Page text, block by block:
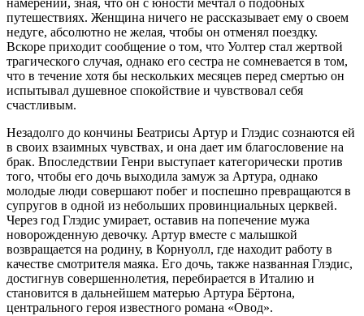
намерении, зная, что он с юности мечтал о подобных
путешествиях. Женщина ничего не рассказывает ему о своем
недуге, абсолютно не желая, чтобы он отменял поездку.
Вскоре приходит сообщение о том, что Уолтер стал жертвой
трагического случая, однако его сестра не сомневается в том,
что в течение хотя бы нескольких месяцев перед смертью он
испытывал душевное спокойствие и чувствовал себя
счастливым.
Незадолго до кончины Беатрисы Артур и Глэдис сознаются ей
в своих взаимных чувствах, и она дает им благословение на
брак. Впоследствии Генри выступает категорически против
того, чтобы его дочь выходила замуж за Артура, однако
молодые люди совершают побег и поспешно превращаются в
супругов в одной из небольших провинциальных церквей.
Через год Глэдис умирает, оставив на попечение мужа
новорожденную девочку. Артур вместе с малышкой
возвращается на родину, в Корнуолл, где находит работу в
качестве смотрителя маяка. Его дочь, также названная Глэдис,
достигнув совершеннолетия, перебирается в Италию и
становится в дальнейшем матерью Артура Бёртона,
центрального героя известного романа «Овод».